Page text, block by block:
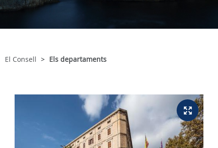
El Consell Els departaments